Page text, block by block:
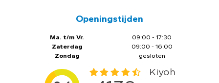
Openingstijden
Ma. t/m Vr.
Zaterdag
Zondag
09:00 - 17:30
09:00 - 16:00
gesloten